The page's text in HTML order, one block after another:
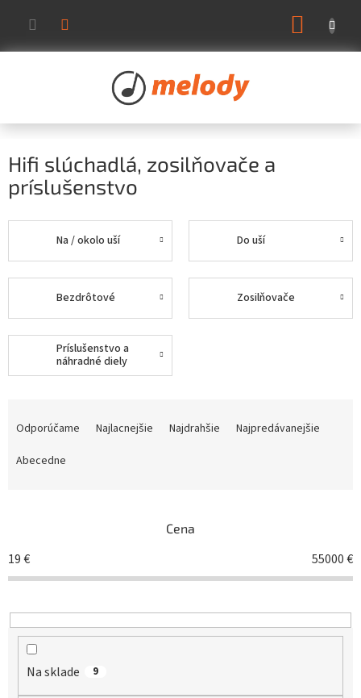
obsah
Hifi slúchadlá, zosilňovače a
príslušenstvo
Na / okolo uší Do uší
Bezdrôtové Zosilňovače
Príslušenstvo a
náhradné diely
o
d
Odporúčame Najlacnejšie Najdrahšie
Najpredávanejšie
Abecedne
Cena
19€ 55000€
Na sklade 9